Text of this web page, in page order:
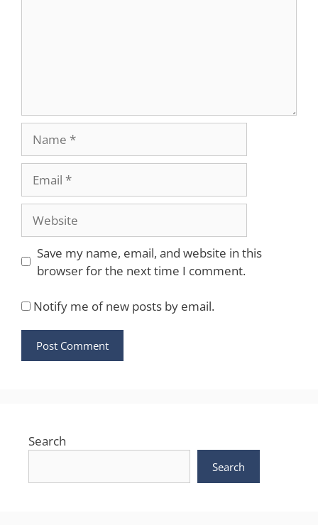
Website
Save my name, email, and website in this
browser for the next time I comment.
Notify me of new posts by email.
Search
Search